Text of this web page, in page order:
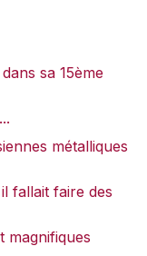
sa 15ème
métalliques
fallait faire des
magnifiques